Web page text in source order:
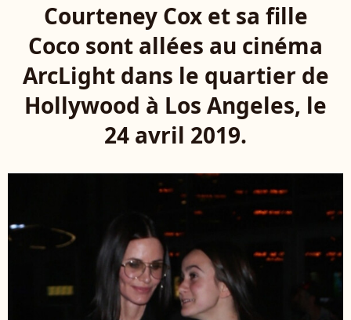
Courteney Cox et sa fille
Coco sont allées au cinéma
ArcLight dans le quartier de
Hollywood à Los Angeles, le
24 avril 2019.